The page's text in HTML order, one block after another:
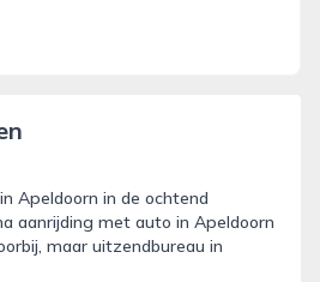
Apeldoorn in de ochtend
aanrijding met auto in Apeldoorn
maar uitzendbureau in